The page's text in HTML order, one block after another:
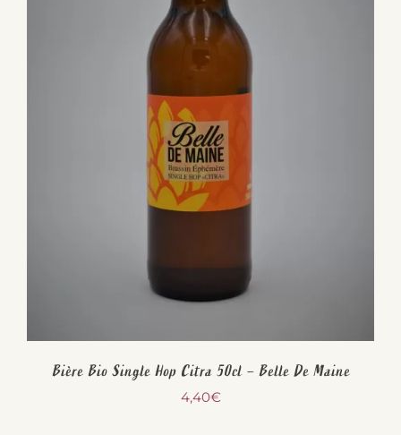
Bière Bio Single Hop Citra 50cl – Belle De Maine
4,40€